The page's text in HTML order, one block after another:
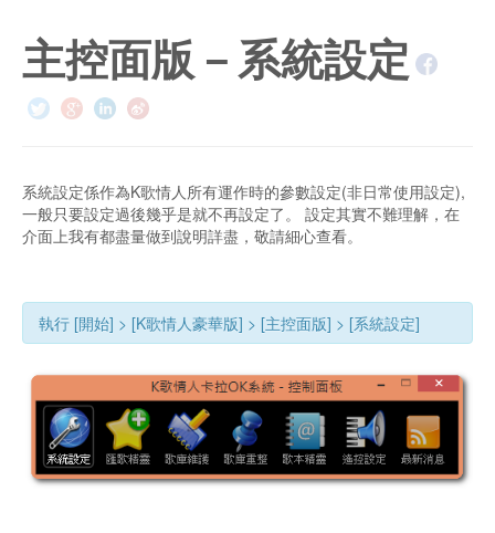
主控面版－系統設定
系統設定係作為K歌情人所有運作時的參數設定(非日常使用設定),
一般只要設定過後幾乎是就不再設定了。 設定其實不難理解，在
介面上我有都盡量做到說明詳盡，敬請細心查看。
執行 [開始] > [K歌情人豪華版] > [主控面版] > [系統設定]